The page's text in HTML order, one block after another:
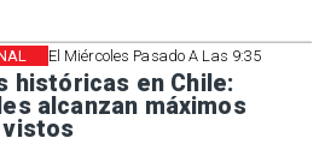
El Miércoles Pasado A Las 9:35
históricas en Chile:
alcanzan máximos
vistos